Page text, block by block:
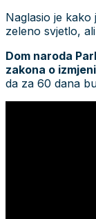
Naglasio je
zeleno svjetlo,
Dom naroda
zakona o
da za 60 dana